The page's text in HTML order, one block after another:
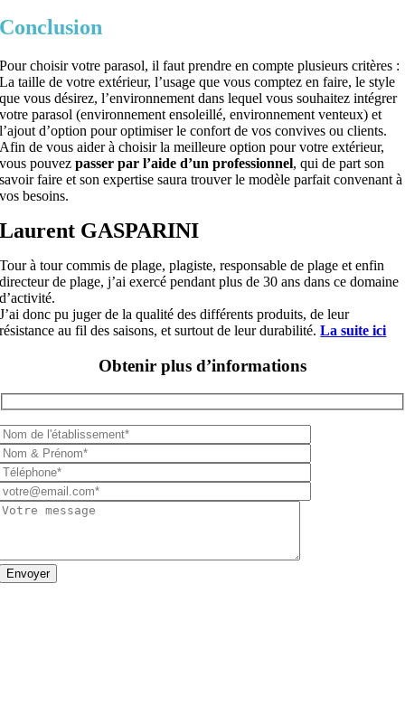
Conclusion
Pour choisir votre parasol, il faut prendre en compte plusieurs critères :
La taille de votre extérieur, l’usage que vous comptez en faire, le style
que vous désirez, l’environnement dans lequel vous souhaitez intégrer
votre parasol (environnement ensoleillé, environnement venteux) et
l’ajout d’option pour optimiser le confort de vos convives ou clients.
Afin de vous aider à choisir la meilleure option pour votre extérieur,
vous pouvezpasser par l’aide d’un professionnel, qui de part son
savoir faire et son expertise saura trouver le modèle parfait convenant à
vos besoins.
Laurent GASPARINI
Tour à tour commis de plage, plagiste, responsable de plage et enfin
directeur de plage, j’ai exercé pendant plus de 30 ans dans ce domaine
d’activité.
J’ai donc pu juger de la qualité des différents produits, de leur
résistance au fil des saisons, et surtout de leur durabilité.La suite ici
Obtenir plus d’informations